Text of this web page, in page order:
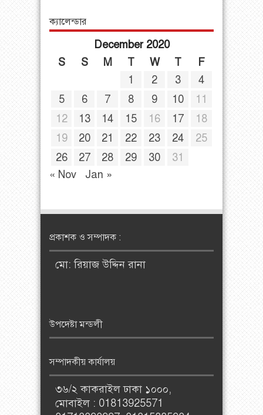
ক্যালেন্ডার
December 2020
S
S M T W T
F
1
2 3
4
5
6 7 8 9 10
11
12
13 14 15 16 17
18
19
20 21 22 23 24
25
26
27 28 29 30
31
« Nov
Jan »
প্রকাশক ও সম্পাদক :
মো: রিয়াজ উদ্দিন রানা
উপদেষ্টা মন্ডলী
সম্পাদকীয় কার্যালয়
৩৬/২ কাকরাইল ঢাকা ১০০০,
মোবাইল : 01813925571